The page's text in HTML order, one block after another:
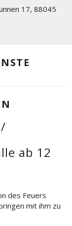
17, 88045
ab 12
des Feuers
mit ihm zu